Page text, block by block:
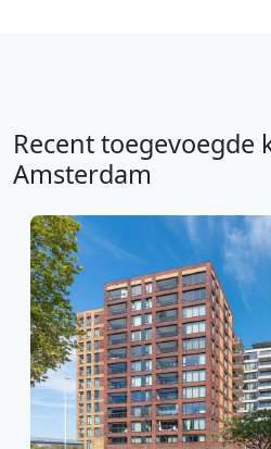
Recent toegevoegde
Amsterdam